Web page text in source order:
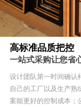
高标准品质把控
一站式采购让您省
设计团队第一时间确认
自己的工厂以及生产熟
案能更好的控制成本；